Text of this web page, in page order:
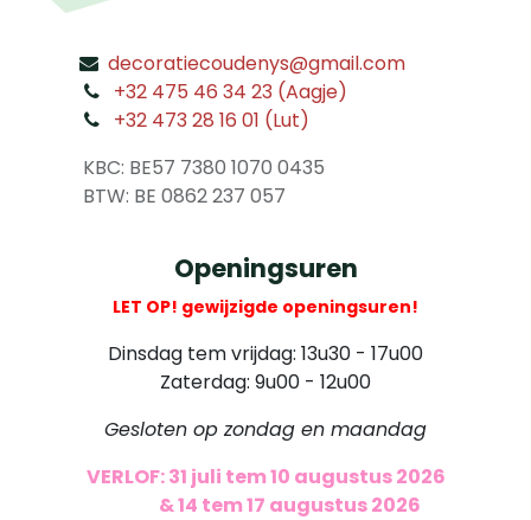
decoratiecoudenys@gmail.com
+32 475 46 34 23 (Aagje)
+32 473 28 16 01 (Lut)
KBC: BE57 7380 1070 0435
​ BTW: BE 0862 237 057
Openingsuren
LET OP! gewijzigde openingsuren!
Dinsdag tem vrijdag: 13u30 - 17u00
Zaterdag: 9u00 - 12u00
Gesloten op zondag en maandag
VERLOF: 31 juli tem 10 augustus 2026
& 14 tem 17 augustus 2026